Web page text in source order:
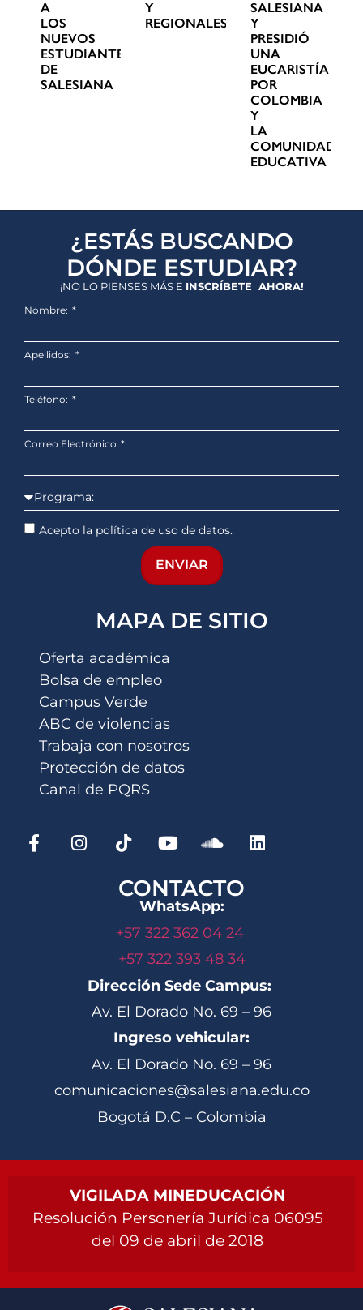
A
LOS
NUEVOS
ESTUDIANTES
DE
SALESIANA
Y
REGIONALES
SALESIANA
Y
PRESIDIÓ
UNA
EUCARISTÍA
POR
COLOMBIA
Y
LA
COMUNIDAD
EDUCATIVA
¿ESTÁS BUSCANDO
DÓNDE ESTUDIAR?
¡NO LO PIENSES MÁS E INSCRÍBETE AHORA!
Nombre:
Apellidos:
Teléfono:
Correo Electrónico
Acepto la política de uso de datos.
ENVIAR
MAPA DE SITIO
Oferta académica
Bolsa de empleo
Campus Verde
ABC de violencias
Trabaja con nosotros
Protección de datos
Canal de PQRS
CONTACTO
WhatsApp:
+57 322 362 04 24
+57 322 393 48 34
Dirección Sede Campus:
Av. El Dorado No. 69 – 96
Ingreso vehicular:
Av. El Dorado No. 69 – 96
comunicaciones@salesiana.edu.co
Bogotá D.C – Colombia
VIGILADA MINEDUCACIÓN
Resolución Personería Jurídica 06095
del 09 de abril de 2018